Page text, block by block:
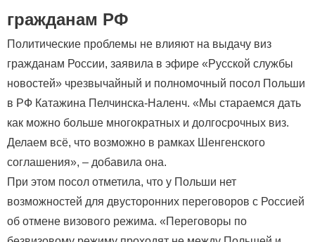
гражданам РФ
Политические проблемы не влияют на выдачу виз
гражданам России, заявила в эфире «Русской службы
новостей» чрезвычайный и полномочный посол Польши
в РФ Катажина Пелчинска-Наленч. «Мы стараемся дать
как можно больше многократных и долгосрочных виз.
Делаем всё, что возможно в рамках Шенгенского
соглашения», – добавила она.
При этом посол отметила, что у Польши нет
возможностей для двусторонних переговоров с Россией
об отмене визового режима. «Переговоры по